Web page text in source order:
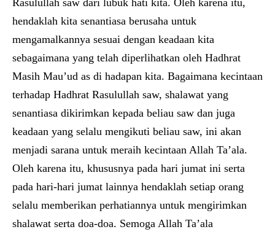
Rasulullah saw dari lubuk hati kita. Oleh karena itu,
hendaklah kita senantiasa berusaha untuk
mengamalkannya sesuai dengan keadaan kita
sebagaimana yang telah diperlihatkan oleh Hadhrat
Masih Mau’ud as di hadapan kita. Bagaimana kecintaan
terhadap Hadhrat Rasulullah saw, shalawat yang
senantiasa dikirimkan kepada beliau saw dan juga
keadaan yang selalu mengikuti beliau saw, ini akan
menjadi sarana untuk meraih kecintaan Allah Ta’ala.
Oleh karena itu, khususnya pada hari jumat ini serta
pada hari-hari jumat lainnya hendaklah setiap orang
selalu memberikan perhatiannya untuk mengirimkan
shalawat serta doa-doa. Semoga Allah Ta’ala